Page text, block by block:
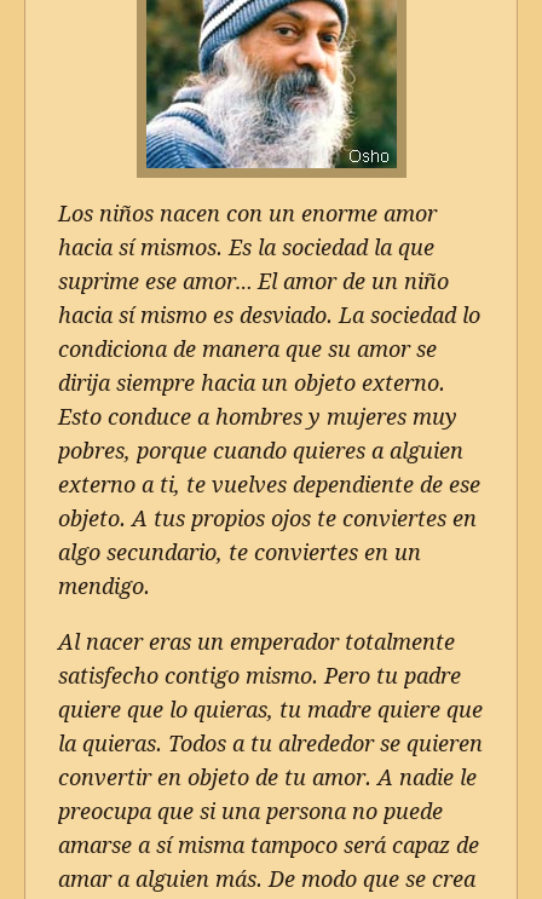
Los niños nacen con un enorme amor
hacia sí mismos. Es la sociedad la que
suprime ese amor… El amor de un niño
hacia sí mismo es desviado. La sociedad lo
condiciona de manera que su amor se
dirija siempre hacia un objeto externo.
Esto conduce a hombres y mujeres muy
pobres, porque cuando quieres a alguien
externo a ti, te vuelves dependiente de ese
objeto. A tus propios ojos te conviertes en
algo secundario, te conviertes en un
mendigo.
Al nacer eras un emperador totalmente
satisfecho contigo mismo. Pero tu padre
quiere que lo quieras, tu madre quiere que
la quieras. Todos a tu alrededor se quieren
convertir en objeto de tu amor. A nadie le
preocupa que si una persona no puede
amarse a sí misma tampoco será capaz de
amar a alguien más. De modo que se crea